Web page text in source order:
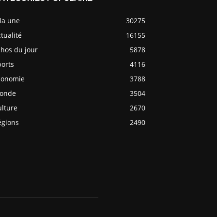
une
30275
16155
du jour
5878
4116
3788
3504
2670
2490